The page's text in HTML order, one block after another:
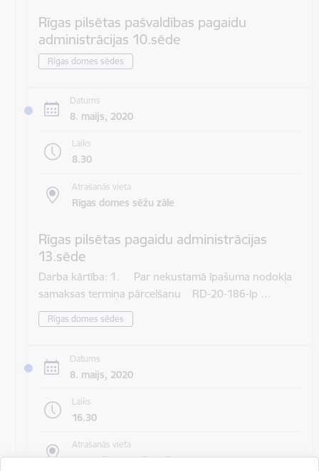
Rīgas pilsētas pašvaldības pagaidu
administrācijas 10.sēde
Rīgas domes sēdes
Datums
8. maijs, 2020
Laiks
8.30
Atrašanās vieta
Rīgas domes sēžu zāle
Rīgas pilsētas pagaidu administrācijas
13.sēde
Darba kārtība: 1. Par nekustamā īpašuma nodokļa
samaksas termiņa pārcelšanu RD-20-186-lp …
Rīgas domes sēdes
Datums
8. maijs, 2020
Laiks
16.30
Atrašanās vieta
Rīgas domes sēžu zāle